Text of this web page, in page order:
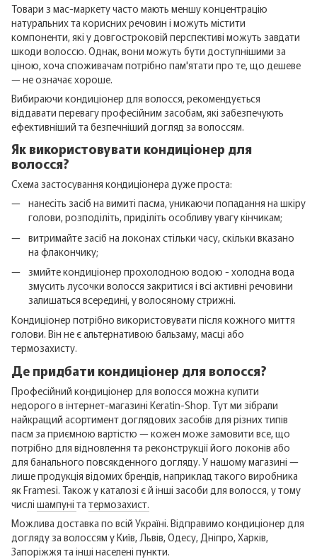
Товари з мас-маркету часто мають меншу концентрацію
натуральних та корисних речовин і можуть містити
компоненти, які у довгостроковій перспективі можуть завдати
шкоди волоссю. Однак, вони можуть бути доступнішими за
ціною, хоча споживачам потрібно пам'ятати про те, що дешеве
— не означає хороше.
Вибираючи кондиціонер для волосся, рекомендується
віддавати перевагу професійним засобам, які забезпечують
ефективніший та безпечніший догляд за волоссям.
Як використовувати кондиціонер для
волосся?
Схема застосування кондиціонера дуже проста:
нанесіть засіб на вимиті пасма, уникаючи попадання на шкіру
голови, розподіліть, приділіть особливу увагу кінчикам;
витримайте засіб на локонах стільки часу, скільки вказано
на флакончику;
змийте кондиціонер прохолодною водою - холодна вода
змусить лусочки волосся закритися і всі активні речовини
залишаться всередині, у волосяному стрижні.
Кондиціонер потрібно використовувати після кожного миття
голови. Він не є альтернативою бальзаму, масці або
термозахисту.
Де придбати кондиціонер для волосся?
Професійний кондиціонер для волосся можна купити
недорого в інтернет-магазині Keratin-Shop. Тут ми зібрали
найкращий асортимент доглядових засобів для різних типів
пасм за приємною вартістю — кожен може замовити все, що
потрібно для відновлення та реконструкції його локонів або
для банального повсякденного догляду. У нашому магазині —
лише продукція відомих брендів, наприклад такого виробника
як Framesi. Також у каталозі є й інші засоби для волосся, у тому
числі шампуні та термозахист.
Можлива доставка по всій Україні. Відправимо кондиціонер для
догляду за волоссям у Київ, Львів, Одесу, Дніпро, Харків,
Запоріжжя та інші населені пункти.